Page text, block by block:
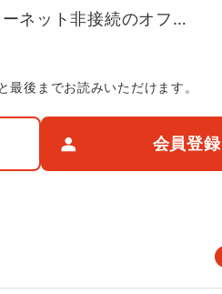
ネット非接続のオフ…
最後までお読みいただけます。
会員登録